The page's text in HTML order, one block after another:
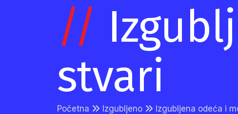
//
stvari
Početna Izgubljeno Izgubljena odeća i